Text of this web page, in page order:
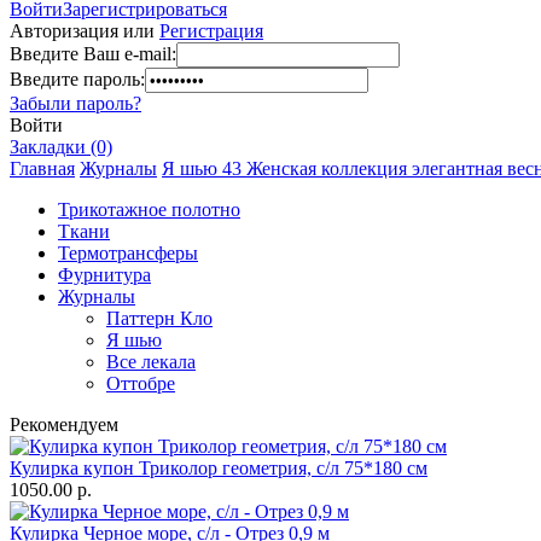
ВойтиЗарегистрироваться
Авторизация или Регистрация
Введите Ваш e-mail:
Введите пароль:
Забыли пароль?
Войти
Закладки (0)
Главная Журналы Я шью 43 Женская коллекция элегантная
Трикотажное полотно
Ткани
Термотрансферы
Фурнитура
Журналы
Паттерн Кло
Я шью
Все лекала
Оттобре
Рекомендуем
Кулирка купон Триколор геометрия, с/л 75*180 см
1050.00 р.
Кулирка Черное море, с/л - Отрез 0,9 м